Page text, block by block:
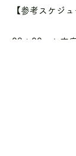
【参考スケジ
08：00 お支